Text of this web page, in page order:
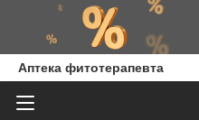
Аптека фитотерапевта